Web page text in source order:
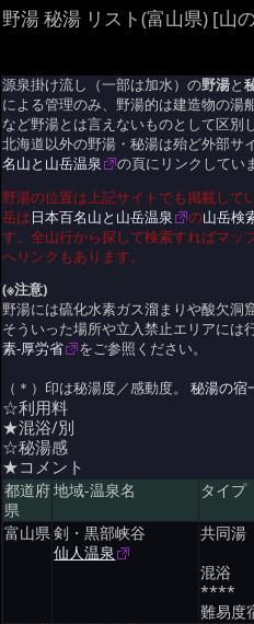
野湯 秘湯 リスト(富山県) [山
源泉掛け流し（一部は加水）の野湯と
による管理のみ、野湯的は建造物の湯
など野湯とは言えないものとして区別
北海道以外の野湯・秘湯は殆ど外部サ
名山と山岳温泉
の頁にリンクしてい
野湯の位置は上記サイトでも掲載して
岳は日本百名山と山岳温泉 の山岳検
す。全山行から探して検索すればマッ
へリンクもあります。
(※注意)
野湯には硫化水素ガス溜まりや酸欠洞
そういった場所や立入禁止エリアには
素-厚労省
をご参照ください。
（＊）印は秘湯度／感動度。秘湯の宿
☆利用料
★混浴/別
☆秘湯感
★コメント
都道府
県
地域-温泉名 タイプ
富山県剣・黒部峡谷
仙人温泉
共同湯
混浴
****
難易度